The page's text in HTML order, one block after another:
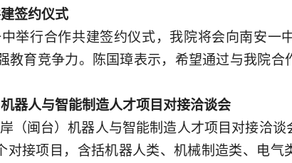
签约仪式
举行合作共建签约仪式，我院将会向南安一
教育竞争力。陈国璋表示，希望通过与我院合
器人与智能制造人才项目对接洽谈会
（闽台）机器人与智能制造人才项目对接洽
对接项目，含括机器人类、机械制造类、电气